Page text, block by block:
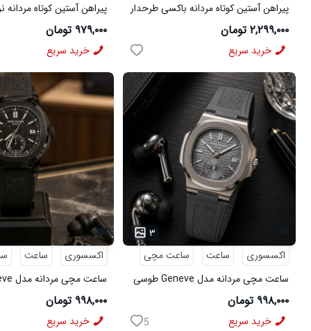
پیراهن آستین کوتاه مردانه باکسی طرحدار
لینن سبز مدل 50971
۲,۲۹۹,۰۰۰ تومان
خرید سریع
پیراهن آستین کوتاه مردانه
ویسکوز سبز مدل 50977
۹۷۹,۰۰۰ تومان
خرید سریع
۳
اکسسوری
ساعت
ساعت مچی
ساعت مچی مردانه مدل Geneve طوسی
کد6564
۹۹۸,۰۰۰ تومان
خرید سریع 5
اکسسوری
ساعت
6562
۹۹۸,۰۰۰ تومان
خرید سریع